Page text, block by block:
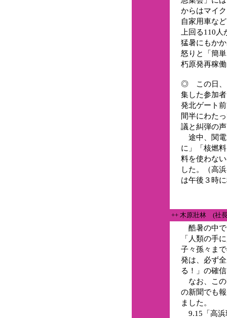
からはマイ
自家用車な
上回る110
猛暑にもか
怒りと「簡
朽原発再稼
◎ この日、
集した参加
発北ゲート
間半にわた
議と糾弾の
途中、関電
に」「核燃
料を使わな
した。（高
は午後３時
++ 木原壯林 (社
酷暑の中で
「人類の手
子々孫々ま
発は、必ず
る！」の確
なお、この
の新聞でも
ました。
9.15「高浜